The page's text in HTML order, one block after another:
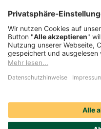
Cookie-Einstellungen
Datenschutz
Impressum
Streitbeilegung
Nutzungshinweise
Compliance
Social Media Icons sowie